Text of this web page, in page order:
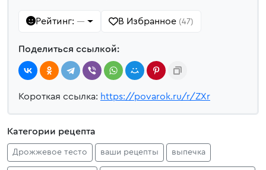
Рейтинг: — В Избранное (47)
Поделиться ссылкой:
Короткая ссылка: https://povarok.ru/r/ZXr
Категории рецепта
Дрожжевое тесто ваши рецепты выпечка